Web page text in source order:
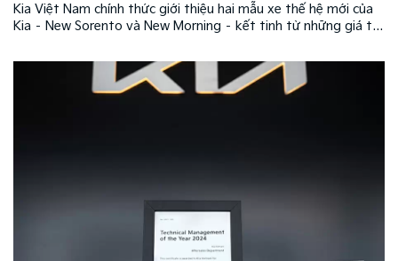
Kia Việt Nam chính thức giới thiệu hai mẫu xe thế hệ mới của
Kia – New Sorento và New Morning – kết tinh từ những giá trị
đầu xu hướng nâng tầm trải nghiệm cho người dùng.